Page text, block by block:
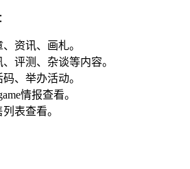
资讯、画札。
评测、杂谈等内容。
、举办活动。
情报查看。
表查看。